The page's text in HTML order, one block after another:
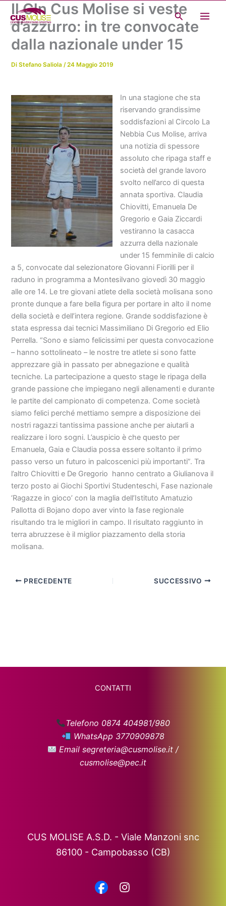
contenuto
Cerca
Il Cln Cus Molise si veste
d’azzurro: in tre convocate
dalla nazionale under 15
DiStefano Saliola/24 Maggio 2019
In una stagione che sta
riservando grandissime
soddisfazioni al Circolo La
Nebbia Cus Molise, arriva
una notizia di spessore
assoluto che ripaga staff e
società del grande lavoro
svolto nell’arco di questa
annata sportiva. Claudia
Chiovitti, Emanuela De
Gregorio e Gaia Ziccardi
vestiranno la casacca
azzurra della nazionale
under 15 femminile di calcio
a 5, convocate dal selezionatore Giovanni Fiorilli per il
raduno in programma a Montesilvano giovedì 30 maggio
alle ore 14. Le tre giovani atlete della società molisana sono
pronte dunque a fare bella figura per portare in alto il nome
della società e dell’intera regione. Grande soddisfazione è
stata espressa dai tecnici Massimiliano Di Gregorio ed Elio
Perrella. “Sono e siamo felicissimi per questa convocazione
– hanno sottolineato – le nostre tre atlete si sono fatte
apprezzare già in passato per abnegazione e qualità
tecniche. La partecipazione a questo stage le ripaga della
grande passione che impiegano negli allenamenti e durante
le partite del campionato di competenza. Come società
siamo felici perché mettiamo sempre a disposizione dei
nostri ragazzi tantissima passione anche per aiutarli a
realizzare i loro sogni. L’auspicio è che questo per
Emanuela, Gaia e Claudia possa essere soltanto il primo
passo verso un futuro in palcoscenici più importanti”. Tra
l’altro Chiovitti e De Gregorio hanno centrato a Giulianova il
terzo posto ai Giochi Sportivi Studenteschi, Fase nazionale
‘Ragazze in gioco’ con la maglia dell’Istituto Amatuzio
Pallotta di Bojano dopo aver vinto la fase regionale
risultando tra le migliori in campo. Il risultato raggiunto in
terra abruzzese è il miglior piazzamento della storia
molisana.
PRECEDENTE SUCCESSIVO
CONTATTI
Telefono 0874 404981/980
WhatsApp 3770909878
Email segreteria@cusmolise.it /
cusmolise@pec.it
CUS MOLISE A.S.D. - Viale Manzoni snc
86100 - Campobasso (CB)